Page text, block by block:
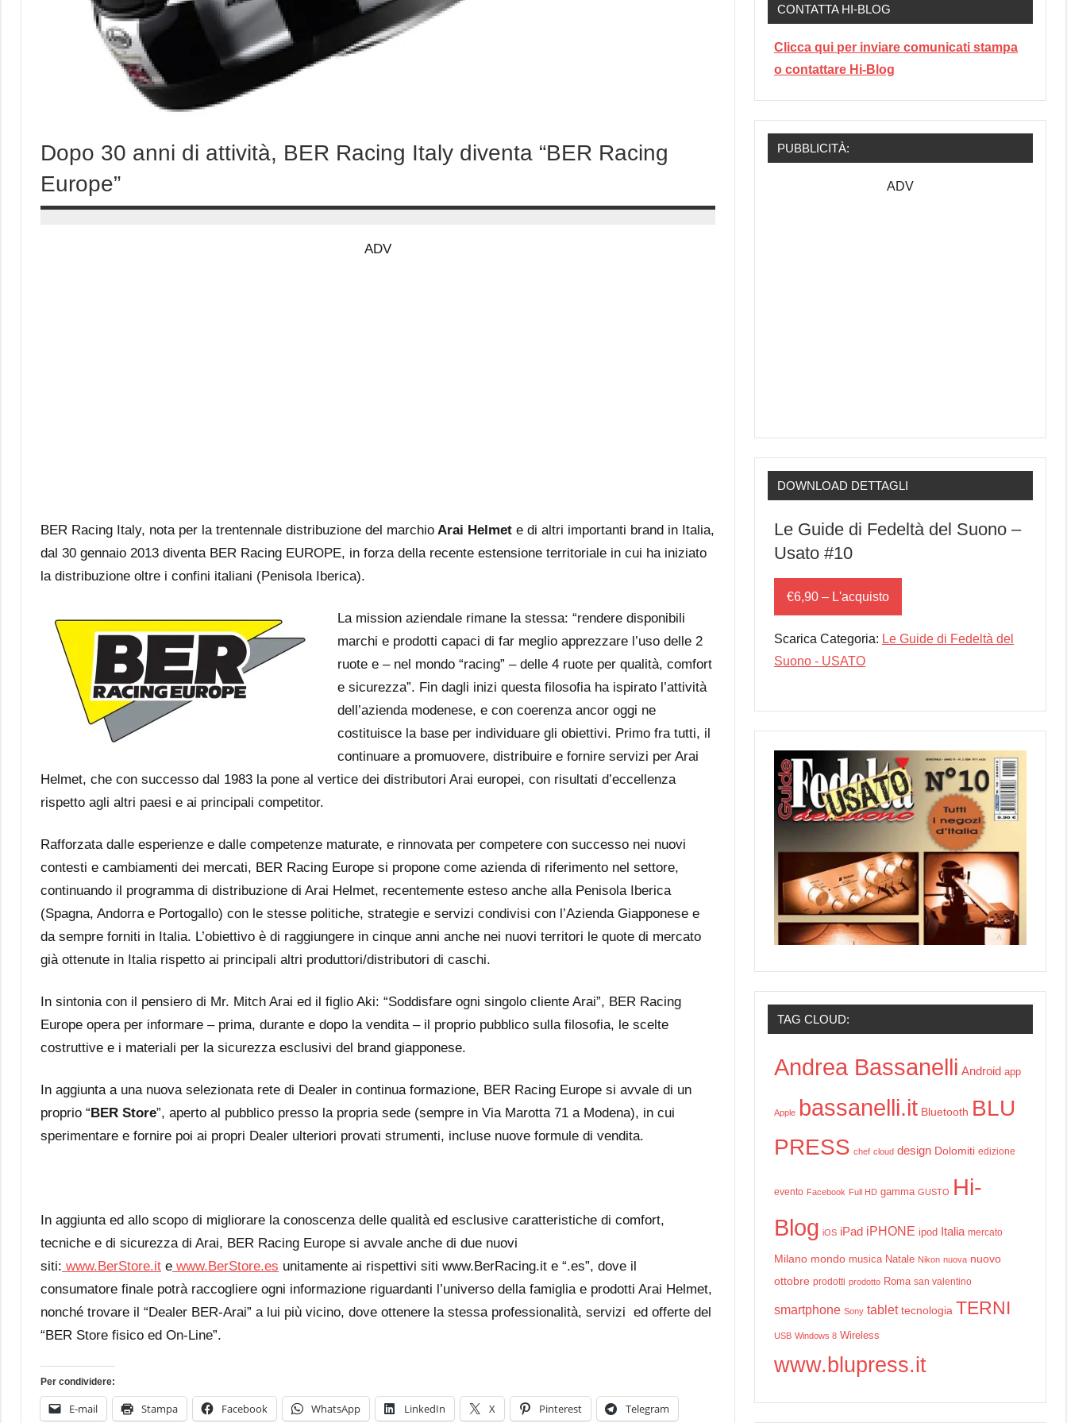
Dopo 30 anni di attività, BER Racing Italy diventa “BER Racing
Europe”
ADV
BER Racing Italy, nota per la trentennale distribuzione del marchio Arai Helmet e di altri importanti brand in Italia,
dal 30 gennaio 2013 diventa BER Racing EUROPE, in forza della recente estensione territoriale in cui ha iniziato
la distribuzione oltre i confini italiani (Penisola Iberica).
La mission aziendale rimane la stessa: “rendere disponibili
marchi e prodotti capaci di far meglio apprezzare l’uso delle 2
ruote e – nel mondo “racing” – delle 4 ruote per qualità, comfort
e sicurezza”. Fin dagli inizi questa filosofia ha ispirato l’attività
dell’azienda modenese, e con coerenza ancor oggi ne
costituisce la base per individuare gli obiettivi. Primo fra tutti, il
continuare a promuovere, distribuire e fornire servizi per Arai
Helmet, che con successo dal 1983 la pone al vertice dei distributori Arai europei, con risultati d’eccellenza
rispetto agli altri paesi e ai principali competitor.
Rafforzata dalle esperienze e dalle competenze maturate, e rinnovata per competere con successo nei nuovi
contesti e cambiamenti dei mercati, BER Racing Europe si propone come azienda di riferimento nel settore,
continuando il programma di distribuzione di Arai Helmet, recentemente esteso anche alla Penisola Iberica
(Spagna, Andorra e Portogallo) con le stesse politiche, strategie e servizi condivisi con l’Azienda Giapponese e
da sempre forniti in Italia. L’obiettivo è di raggiungere in cinque anni anche nei nuovi territori le quote di mercato
già ottenute in Italia rispetto ai principali altri produttori/distributori di caschi.
In sintonia con il pensiero di Mr. Mitch Arai ed il figlio Aki: “Soddisfare ogni singolo cliente Arai”, BER Racing
Europe opera per informare – prima, durante e dopo la vendita – il proprio pubblico sulla filosofia, le scelte
costruttive e i materiali per la sicurezza esclusivi del brand giapponese.
In aggiunta a una nuova selezionata rete di Dealer in continua formazione, BER Racing Europe si avvale di un
proprio “BER Store”, aperto al pubblico presso la propria sede (sempre in Via Marotta 71 a Modena), in cui
sperimentare e fornire poi ai propri Dealer ulteriori provati strumenti, incluse nuove formule di vendita.
In aggiunta ed allo scopo di migliorare la conoscenza delle qualità ed esclusive caratteristiche di comfort,
tecniche e di sicurezza di Arai, BER Racing Europe si avvale anche di due nuovi
siti: www.BerStore.it e www.BerStore.es unitamente ai rispettivi siti www.BerRacing.it e “.es”, dove il
consumatore finale potrà raccogliere ogni informazione riguardanti l’universo della famiglia e prodotti Arai Helmet,
nonché trovare il “Dealer BER-Arai” a lui più vicino, dove ottenere la stessa professionalità, servizi ed offerte del
“BER Store fisico ed On-Line”.
Per condividere:
E-mail Stampa Facebook WhatsApp LinkedIn X Pinterest Telegram
CONTATTA HI-BLOG
Clicca qui per inviare comunicati stampa
o contattare Hi-Blog
PUBBLICITÀ:
ADV
DOWNLOAD DETTAGLI
Le Guide di Fedeltà del Suono –
Usato #10
€6,90 – L'acquisto
Scarica Categoria: Le Guide di Fedeltà del
Suono - USATO
TAG CLOUD:
Andrea Bassanelli Android app
Apple bassanelli.it Bluetooth BLU
PRESS chef cloud design Dolomiti edizione
evento Facebook Full HD gamma GUSTO Hi-
Blog iOS iPad iPHONE ipod Italia mercato
Milano mondo musica Natale Nikon nuova nuovo
ottobre prodotti prodotto Roma san valentino
smartphone Sony tablet tecnologia TERNI
USB Windows 8 Wireless
www.blupress.it